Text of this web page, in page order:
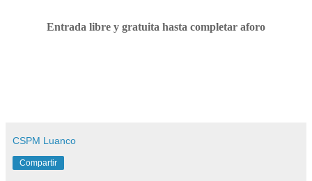
Entrada libre y gratuita hasta completar aforo
CSPM Luanco
Compartir